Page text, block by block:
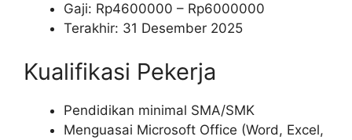
Gaji: Rp4600000 – Rp6000000
Terakhir: 31 Desember 2025
Kualifikasi Pekerja
Pendidikan minimal SMA/SMK
Menguasai Microsoft Office (Word, Excel,